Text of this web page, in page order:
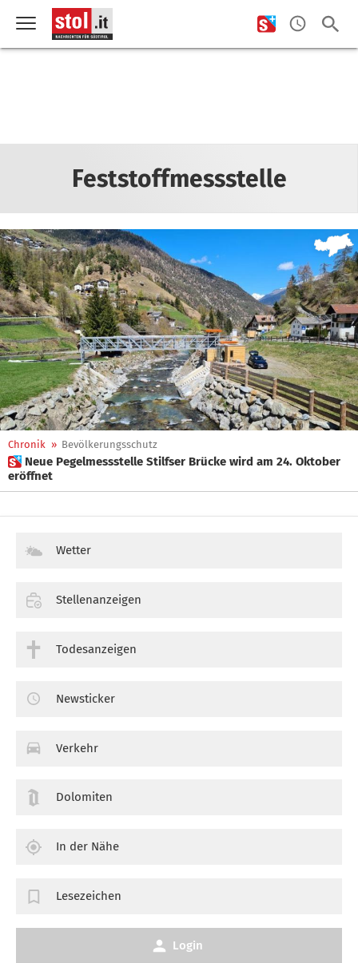
Feststoffmessstelle
Chronik » Bevölkerungsschutz
 Neue Pegelmessstelle Stilfser Brücke wird am 24. Oktober
eröffnet
Wetter
Stellenanzeigen
Todesanzeigen
Newsticker
Verkehr
Dolomiten
In der Nähe
Lesezeichen
Login